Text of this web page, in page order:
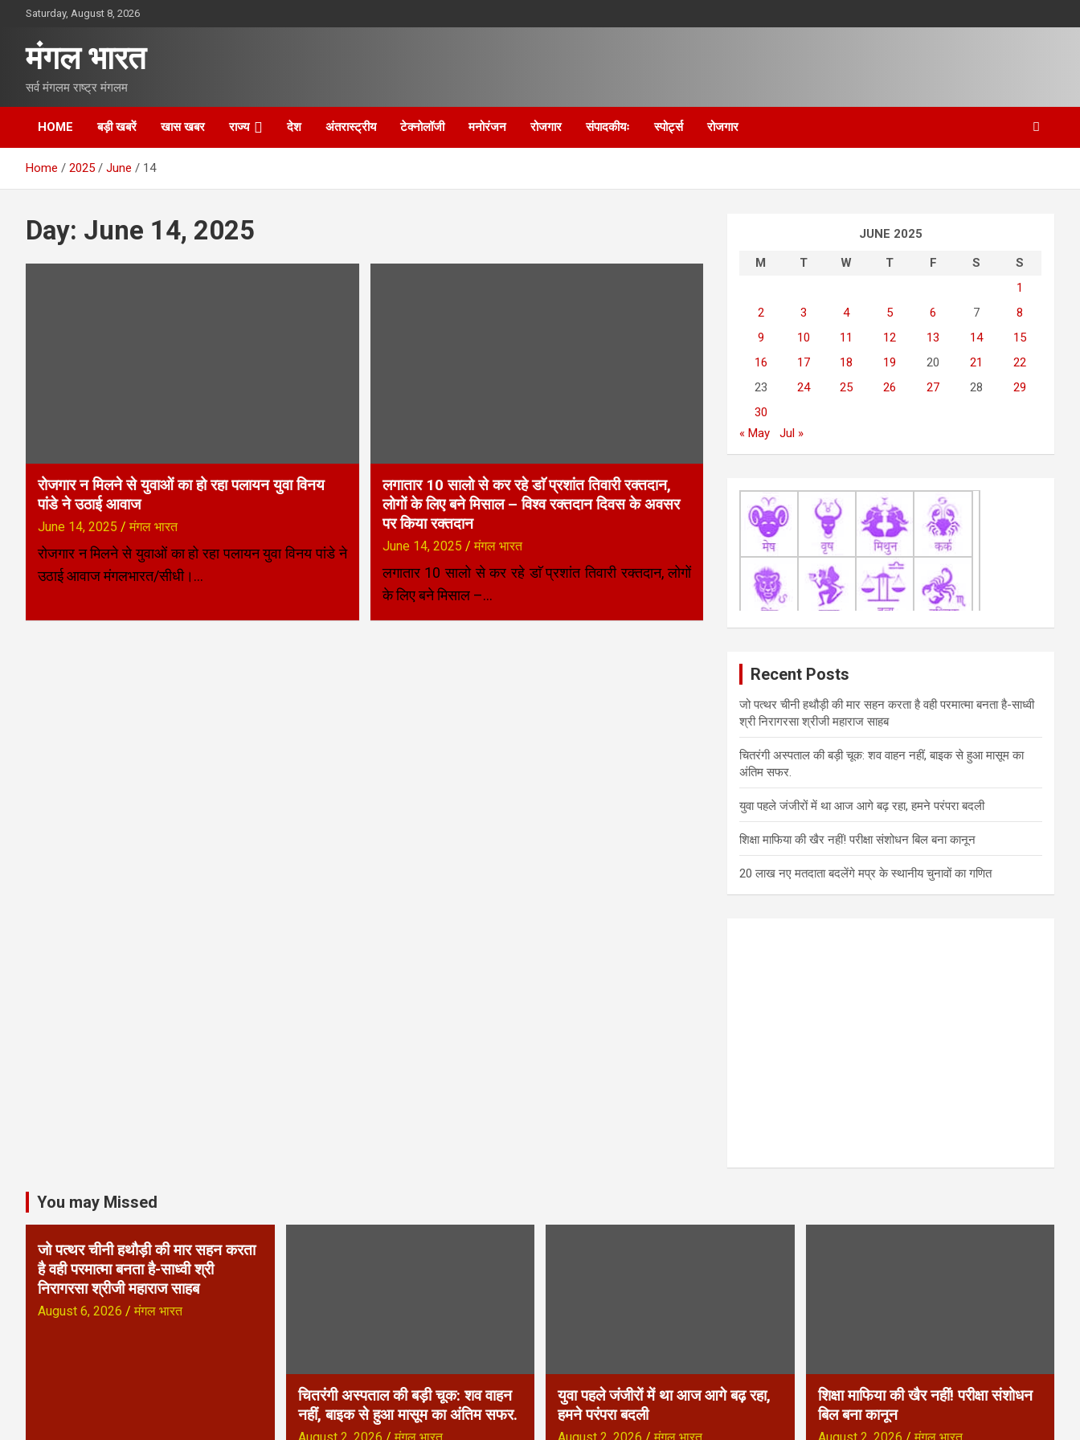
c
n
Saturday, August 8, 2026
मंगल भारत
सर्व मंगलम राष्ट्र मंगलम
HOME बड़ी खबरें खास खबर राज्य देश अंतरास्ट्रीय टेक्नोलॉजी मनोरंजन रोजगार संपादकीयः स्पोर्ट्स रोजगार
Home 2025 June 14
Day: June 14, 2025
रोजगार न मिलने से युवाओं का हो रहा पलायन युवा विनय
पांडे ने उठाई आवाज
June 14, 2025 मंगल भारत
रोजगार न मिलने से युवाओं का हो रहा पलायन युवा विनय पांडे ने
उठाई आवाज मंगलभारत/सीधी।…
लगातार 10 सालो से कर रहे डाॅ प्रशांत तिवारी रक्तदान,
लोगों के लिए बने मिसाल – विश्व रक्तदान दिवस के अवसर
पर किया रक्तदान
June 14, 2025 मंगल भारत
लगातार 10 सालो से कर रहे डाॅ प्रशांत तिवारी रक्तदान, लोगों
के लिए बने मिसाल –…
JUNE 2025
M
T W T F S
S
1
2
3 4 5 6 7
8
9
10 11 12 13 14
15
16
17 18 19 20 21
22
23
24 25 26 27 28
29
30
« May
Jul »
Recent Posts
जो पत्थर चीनी हथौड़ी की मार सहन करता है वही परमात्मा बनता है-साध्वी
श्री निरागरसा श्रीजी महाराज साहब
चितरंगी अस्पताल की बड़ी चूक: शव वाहन नहीं, बाइक से हुआ मासूम का
अंतिम सफर.
युवा पहले जंजीरों में था आज आगे बढ़ रहा, हमने परंपरा बदली
शिक्षा माफिया की खैर नहीं! परीक्षा संशोधन बिल बना कानून
20 लाख नए मतदाता बदलेंगे मप्र के स्थानीय चुनावों का गणित
You may Missed
जो पत्थर चीनी हथौड़ी की मार सहन करता
है वही परमात्मा बनता है-साध्वी श्री
निरागरसा श्रीजी महाराज साहब
August 6, 2026 मंगल भारत
चितरंगी अस्पताल की बड़ी चूक: शव वाहन
नहीं, बाइक से हुआ मासूम का अंतिम सफर.
August 2, 2026 मंगल भारत
युवा पहले जंजीरों में था आज आगे बढ़ रहा,
हमने परंपरा बदली
August 2, 2026 मंगल भारत
शिक्षा माफिया की खैर नहीं! परीक्षा संशोधन
बिल बना कानून
August 2, 2026 मंगल भारत